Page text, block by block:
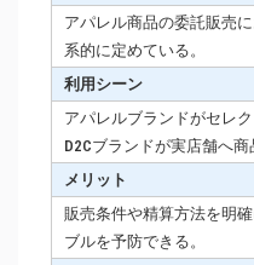
アパレル商品の委託販売
系的に定めている。
利用シーン
アパレルブランドがセレ
D2Cブランドが実店舗へ
メリット
販売条件や精算方法を明
ブルを予防できる。